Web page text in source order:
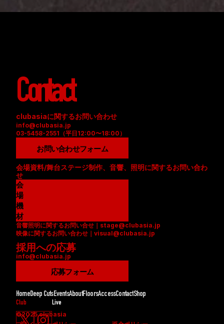
Contact
clubasiaに関するお問い合わせ
info@clubasia.jp
03-5458-2551（平日12:00〜18:00）
お問い合わせフォーム
会場資料/舞台ステージ制作、音響、照明に関するお問い合わ
せ
会
場
資
料
(
P
D
F
機
材
リ
ス
ト
(
D
F
)
音響照明に関するお問い合せ｜stage@clubasia.jp
映像に関するお問い合わせ｜visual@clubasia.jp
採用への応募
info@clubasia.jp
応募フォーム
HomeDeep CutsEventsAboutFloorsAccessContactShop
Club Live
©2025 clubasia